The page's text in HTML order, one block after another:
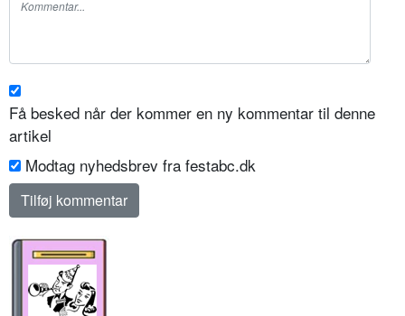
Få besked når der kommer en ny kommentar til denne
artikel
Modtag nyhedsbrev fra festabc.dk